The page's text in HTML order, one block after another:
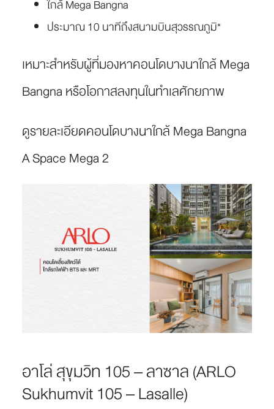
ใกล้ Mega Bangna
ประมาณ 10 นาทีถึงสนามบินสุวรรณภูมิ*
เหมาะสำหรับผู้ที่มองหาคอนโดบางนาใกล้ Mega
Bangna หรือโอกาสลงทุนในทำเลศักยภาพ
ดูรายละเอียดคอนโดบางนาใกล้ Mega Bangna
A Space Mega 2
อาโล่ สุขุมวิท 105 – ลาซาล (ARLO
Sukhumvit 105 – Lasalle)